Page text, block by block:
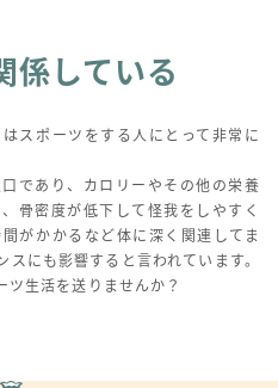
係している
スポーツをする人にとって非常に
であり、カロリーやその他の栄養
骨密度が低下して怪我をしやすく
がかかるなど体に深く関連してま
にも影響すると言われています。
ツ生活を送りませんか？